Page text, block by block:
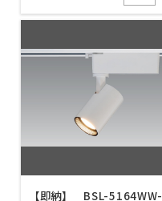
【即納】 BSL-5164WW-